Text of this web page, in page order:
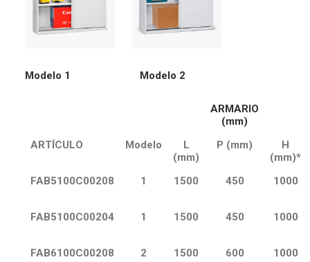
Modelo 1 Modelo 2
ARMARIO
(mm)
ARTÍCULO
Modelo
L
(mm)
P (mm)
H
(mm)*
FAB5100C00208
1 1500 450 1000
FAB5100C00204 1 1500 450 1000
FAB6100C00208 2 1500 600 1000